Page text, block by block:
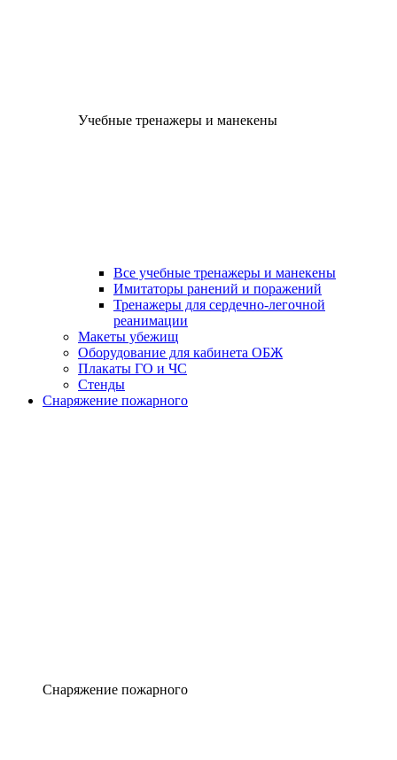
Учебные тренажеры и манекены
Все учебные тренажеры и манекены
Имитаторы ранений и поражений
Тренажеры для сердечно-легочной
реанимации
Макеты убежищ
Оборудование для кабинета ОБЖ
Плакаты ГО и ЧС
Стенды
Снаряжение пожарного
Снаряжение пожарного